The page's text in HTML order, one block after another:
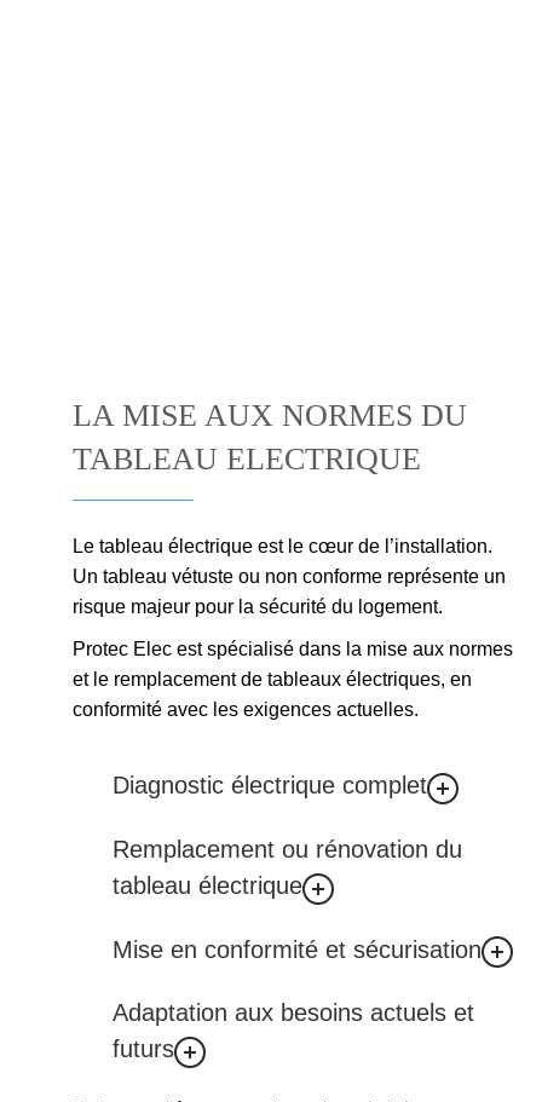
LA MISE AUX NORMES DU
TABLEAU ELECTRIQUE
Le tableau électrique est le cœur de l’installation.
Un tableau vétuste ou non conforme représente un
risque majeur pour la sécurité du logement.
Protec Elec est spécialisé dans la mise aux normes
et le remplacement de tableaux électriques, en
conformité avec les exigences actuelles.
Diagnostic électrique complet
Remplacement ou rénovation du
tableau électrique
Mise en conformité et sécurisation
Adaptation aux besoins actuels et
futurs